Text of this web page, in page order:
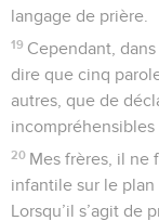
langage de prière.
19 Cependant,
dire que cinq
autres, que de
incompréhensibles
20 Mes frères, il ne
infantile sur le
Lorsqu’il s’agit de